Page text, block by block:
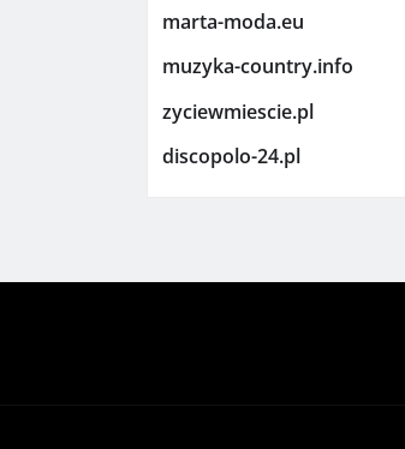
marta-moda.eu
muzyka-country.info
zyciewmiescie.pl
discopolo-24.pl